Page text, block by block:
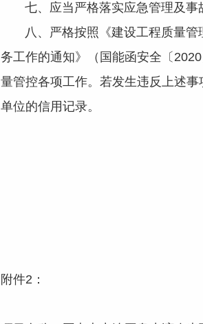
七、应当严格落实应急管理及事
八、严格按照《建设工程质量管
务工作的通知》（国能函安全〔
量管控各项工作。若发生违反上述
单位的信用记录。
附件2：